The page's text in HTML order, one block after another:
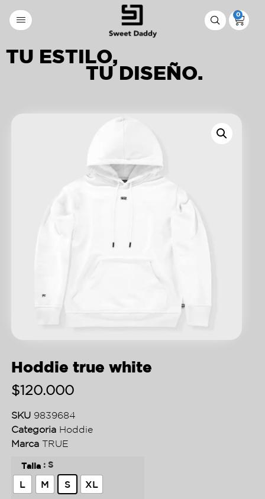
0
TU ESTILO,
TU DISEÑO.
Hoddie true white
$120.000
SKU 9839684
Categoria Hoddie
Marca TRUE
Talla : S
L M S XL